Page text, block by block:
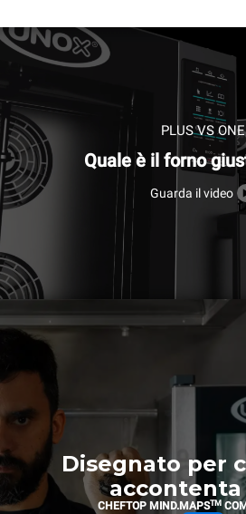
PLUS VS ONE
Quale è il forno
Guarda il video
Disegnato per
accontenta
CHEFTOP MIND.MAPSTM